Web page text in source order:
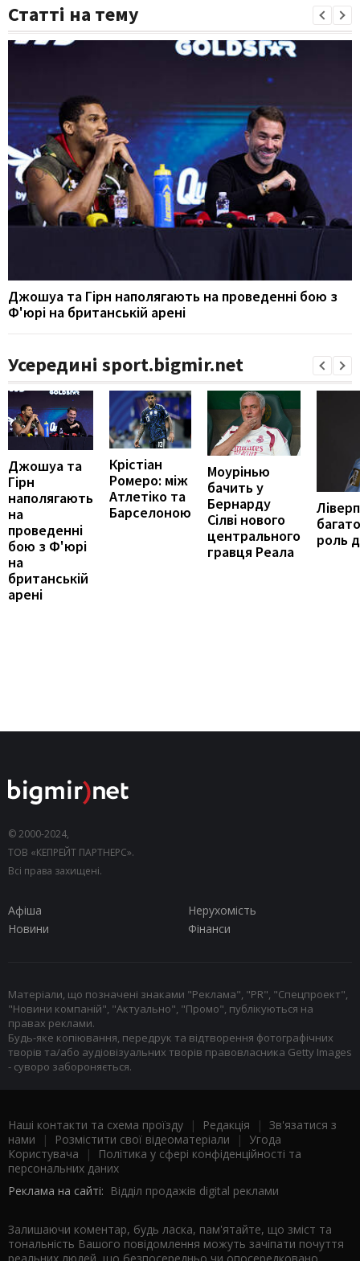
Статті на тему
Джошуа та Гірн наполягають на проведенні бою з
Ф'юрі на британській арені
Усередині sport.bigmir.net
Джошуа та
Гірн
наполягають
на
проведенні
бою з Ф'юрі
на
британській
арені
Крістіан
Ромеро: між
Атлетіко та
Барселоною
Моурінью
бачить у
Бернарду
Сілві нового
центрального
гравця Реала
роль
© 2000-2024,
ТОВ «КЕПРЕЙТ ПАРТНЕРС».
Всі права захищені.
Афіша
Нерухомість
Новини
Фінанси
Матеріали, що позначені знаками "Реклама", "PR", "Спецпроект",
"Новини компаній", "Актуально", "Промо", публікуються на
правах реклами.
Будь-яке копіювання, передрук та відтворення фотографічних
творів та/або аудіовізуальних творів правовласника Getty Images
- суворо забороняється.
Наші контакти та схема проїзду | Редакція | Зв'язатися з
нами | Розмістити свої відеоматеріали | Угода
Користувача |
Політика у сфері конфіденційності та
персональних даних
Реклама на сайті: Відділ продажів digital реклами
Залишаючи коментар, будь ласка, пам'ятайте, що зміст та
тональність Вашого повідомлення можуть зачіпати почуття